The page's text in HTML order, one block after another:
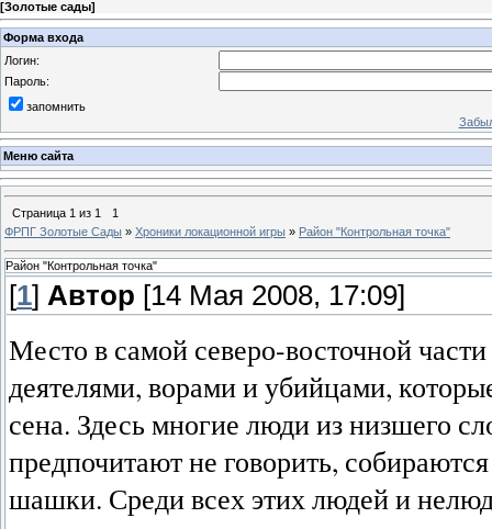
[Золотые сады]
Форма входа
Логин:
Пароль:
запомнить
Меню сайта
Страница 1 из 1
1
ФРПГ Золотые Сады » Хроники локационной игры » Район "Контрольная точка"
Район "Контрольная точка"
[1] Автор [14 Мая 2008, 17:09]
Место в самой северо-восточной
деятелями, ворами и убийцами,
сена. Здесь многие люди из низшего
предпочитают не говорить,
шашки. Среди всех этих людей и